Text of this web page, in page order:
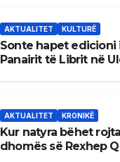
AKTUALITET KULTURË
Sonte hapet edicioni
Panairit të Librit në
AKTUALITET KRONIKË
Kur natyra bëhet
dhomës së Rexhep